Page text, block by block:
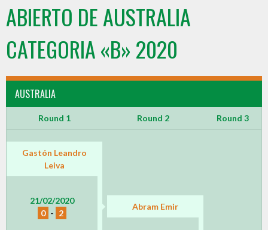
ABIERTO DE AUSTRALIA
CATEGORIA «B» 2020
AUSTRALIA
Round 1 Round 2 Round 3
Gastón Leandro
Leiva
21/02/2020
0 - 2
Abram Emir